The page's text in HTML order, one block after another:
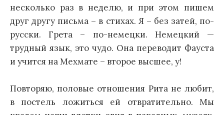
несколько раз в неделю, и при этом пишем
друг другу письма – в стихах. Я – без затей, по-
русски. Грета – по-немецки. Немецкий —
трудный язык, это чудо. Она переводит Фауста
и учится на Мехмате – второе высшее, у!
Повторяю, половые отношения Рита не любит,
в постель ложиться ей отвратительно. Мы